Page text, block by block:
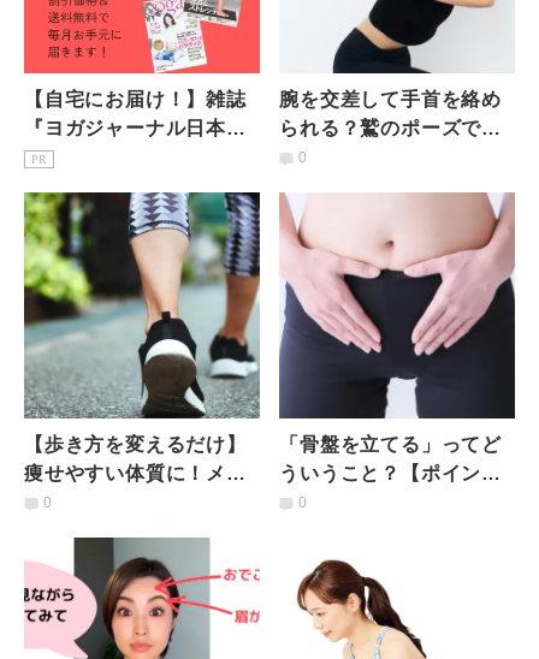
【自宅にお届け！】雑誌
『ヨガジャーナル日本
版』予約購読のご案内
PR
腕を交差して手首を絡め
られる？鷲のポーズで手
を組むのが辛い方必見！
レッチ
0
【歩き方を変えるだけ】
痩せやすい体質に！メリ
ットだらけ「ミトコンド
0
「骨盤を立てる」ってど
ういうこと？【ポイント
はあの骨！】腸腰筋も鍛
ワーク
0